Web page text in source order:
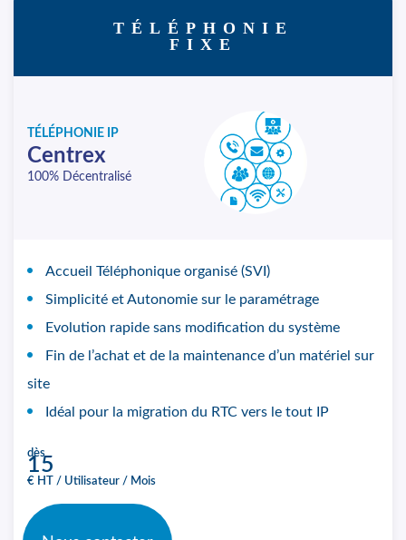
TÉLÉPHONIE
FIXE
TÉLÉPHONIE IP
Centrex
100% Décentralisé
Accueil Téléphonique organisé (SVI)
Simplicité et Autonomie sur le paramétrage
Evolution rapide sans modification du système
Fin de l’achat et de la maintenance d’un matériel sur
site
Idéal pour la migration du RTC vers le tout IP
dès
15
€ HT / Utilisateur / Mois